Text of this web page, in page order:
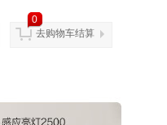
0
去购物车结算